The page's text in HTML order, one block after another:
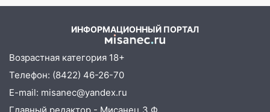
мотофристайлом и концертом
Жару смоет ливнями: прогноз
погоды в Ульяновской области на
выходные 8-9 августа
13:30 В Ульяновске транспортные
полицейские проведут акцию «Час
ИНФОРМАЦИОННЫЙ ПОРТАЛ
Возрастная категория 18+
Телефон: (8422) 46-26-70
E-mail: misanec@yandex.ru